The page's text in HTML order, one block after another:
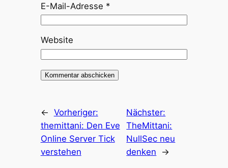
E-Mail-Adresse *
Website
← Vorheriger:
themittani: Den Eve
Online Server Tick
verstehen
Nächster:
TheMittani:
NullSec neu
denken
→